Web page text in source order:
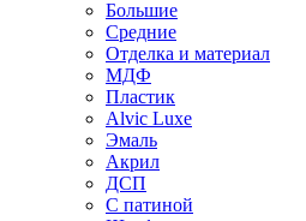
Большие
Средние
Отделка и материал
МДФ
Пластик
Alvic Luxe
Эмаль
Акрил
ДСП
С патиной